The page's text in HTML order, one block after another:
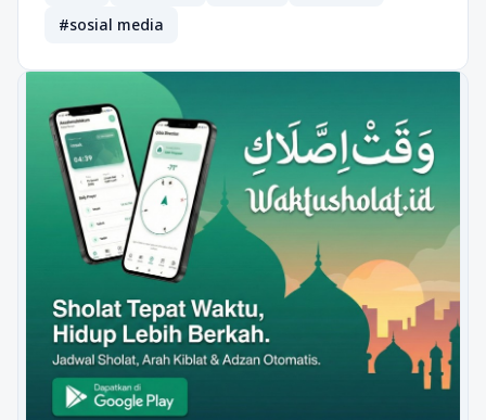
#sosial media